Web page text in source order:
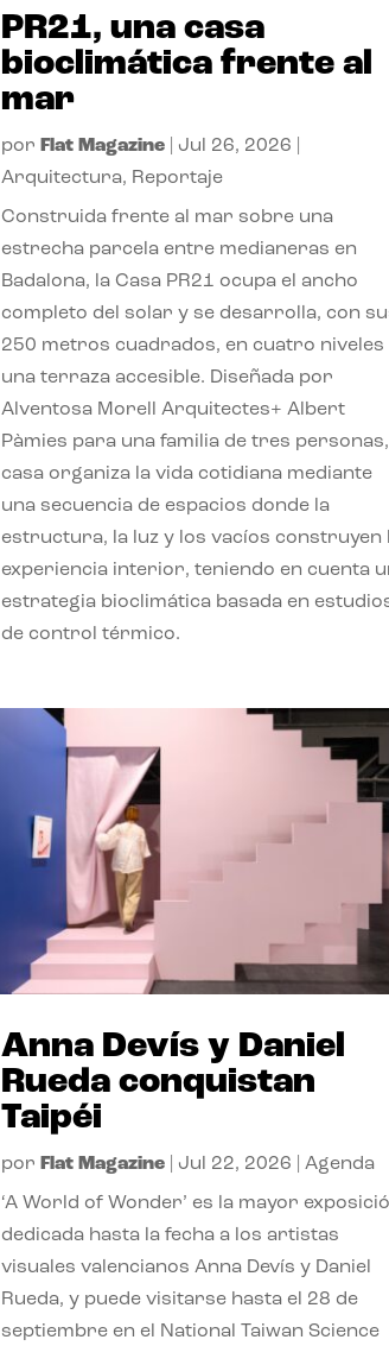
PR21, una casa
bioclimática frente al
mar
por Flat Magazine| Jul 26, 2026
Arquitectura, Reportaje
Construida frente al mar sobre una
estrecha parcela entre medianeras en
Badalona, la Casa PR21 ocupa el ancho
completo del solar y se desarrolla, con
250 metros cuadrados, en cuatro niveles
una terraza accesible. Diseñada por
Alventosa Morell Arquitectes+ Albert
Pàmies para una familia de tres
casa organiza la vida cotidiana mediante
una secuencia de espacios donde la
estructura, la luz y los vacíos construyen
experiencia interior, teniendo en cuenta
estrategia bioclimática basada en
de control térmico.
Anna Devís y Daniel
Rueda conquistan
Taipéi
por Flat Magazine| Jul 22, 2026 Agenda
‘A World of Wonder’ es la mayor
dedicada hasta la fecha a los artistas
visuales valencianos Anna Devís y Daniel
Rueda, y puede visitarse hasta el 28 de
septiembre en el National Taiwan Science